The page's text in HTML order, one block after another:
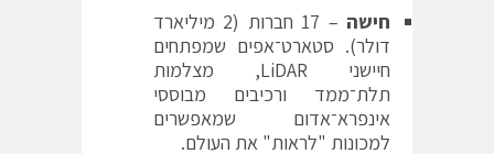
חישה
– 17 חברות (2 מיליארד
דולר). סטארט־אפים שמפתחים
חיישני LiDAR, מצלמות
תלת־ממד ורכיבים מבוססי
אינפרא־אדום שמאפשרים
למכונות "לראות" את העולם.